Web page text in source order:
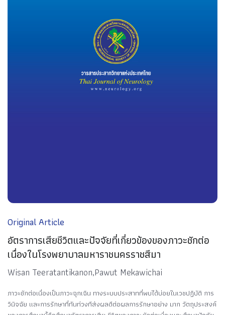
Original Article
อัตราการเสียชีวิตและปัจจัยที่เกี่ยวข้องของภาวะชักต่อ
เนื่องในโรงพยาบาลมหาราชนครราชสีมา
Wisan Teeratantikanon,Pawut Mekawichai
ภาวะชักต่อเนื่องเป็นภาวะฉุกเฉิน ทางระบบประสาทที่พบได้บ่อยในเวชปฏิบัติ การ
วินิจฉัย และการรักษาที่ทันท่วงทีส่งผลดีต่อผลการรักษาอย่าง มาก วัตถุประสงค์